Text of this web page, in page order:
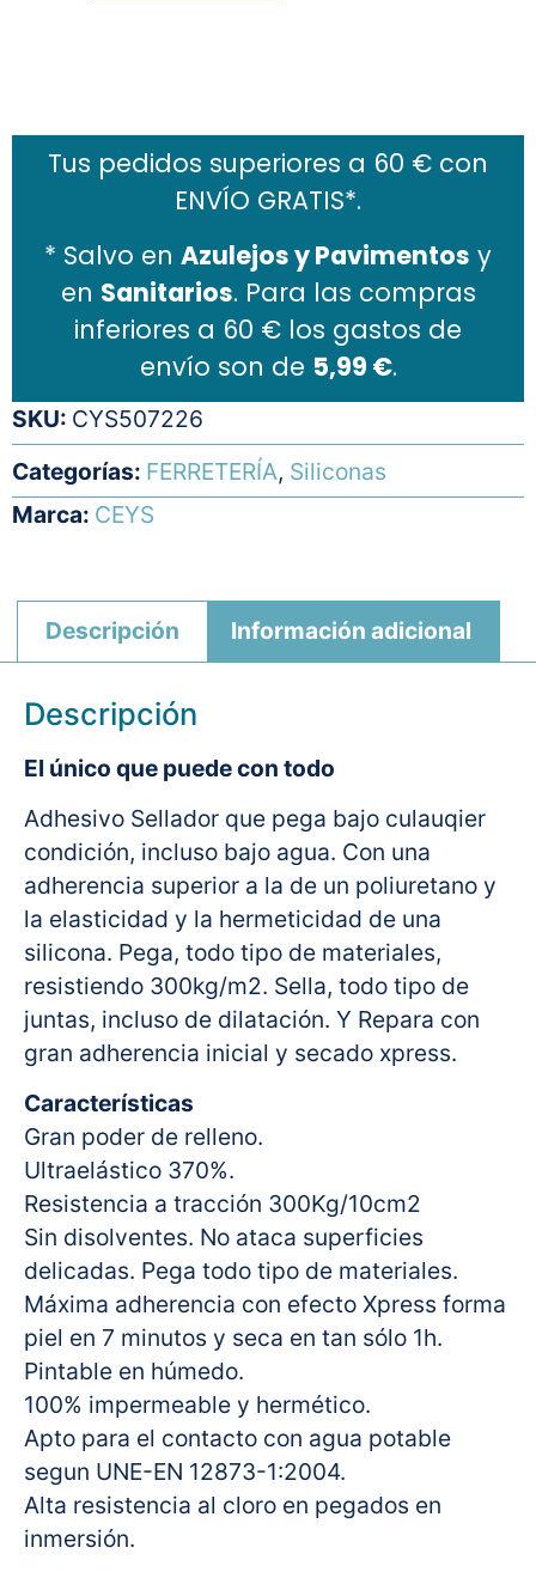
Tus pedidos superiores a 60 € con
ENVÍO GRATIS*.
* Salvo en Azulejos y Pavimentos y
en Sanitarios. Para las compras
inferiores a 60 € los gastos de
envío son de 5,99 €.
SKU: CYS507226
Categorías: FERRETERÍA, Siliconas
Marca: CEYS
Descripción Información adicional
Descripción
El único que puede con todo
Adhesivo Sellador que pega bajo culauqier
condición, incluso bajo agua. Con una
adherencia superior a la de un poliuretano y
la elasticidad y la hermeticidad de una
silicona. Pega, todo tipo de materiales,
resistiendo 300kg/m2. Sella, todo tipo de
juntas, incluso de dilatación. Y Repara con
gran adherencia inicial y secado xpress.
Características
Gran poder de relleno.
Ultraelástico 370%.
Resistencia a tracción 300Kg/10cm2
Sin disolventes. No ataca superficies
delicadas. Pega todo tipo de materiales.
Máxima adherencia con efecto Xpress forma
piel en 7 minutos y seca en tan sólo 1h.
Pintable en húmedo.
100% impermeable y hermético.
Apto para el contacto con agua potable
segun UNE-EN 12873-1:2004.
Alta resistencia al cloro en pegados en
inmersión.